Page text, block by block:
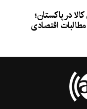
در پاکستان؛
مطالبات اقتصادی